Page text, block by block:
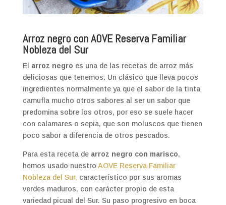
Arroz negro con AOVE Reserva Familiar
Nobleza del Sur
El arroz negro es una de las recetas de arroz más
deliciosas que tenemos. Un clásico que lleva pocos
ingredientes normalmente ya que el sabor de la tinta
camufla mucho otros sabores al ser un sabor que
predomina sobre los otros, por eso se suele hacer
con calamares o sepia, que son moluscos que tienen
poco sabor a diferencia de otros pescados.
Para esta receta de arroz negro con marisco,
hemos usado nuestro AOVE Reserva Familiar
Nobleza del Sur, característico por sus aromas
verdes maduros, con carácter propio de esta
variedad picual del Sur. Su paso progresivo en boca